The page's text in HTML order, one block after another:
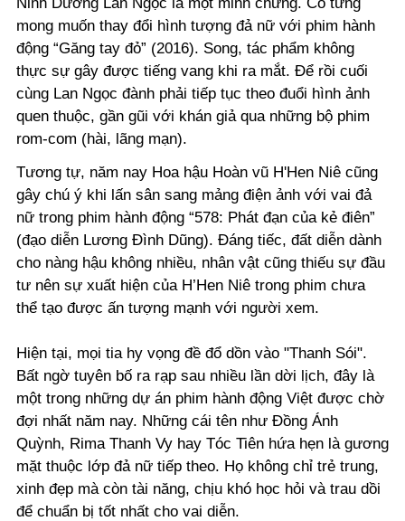
mong muốn thay đổi hình tượng đả nữ với phim hành
động “Găng tay đỏ” (2016). Song, tác phẩm không
thực sự gây được tiếng vang khi ra mắt. Để rồi cuối
cùng Lan Ngọc đành phải tiếp tục theo đuổi hình ảnh
quen thuộc, gần gũi với khán giả qua những bộ phim
rom-com (hài, lãng mạn).
Tương tự, năm nay Hoa hậu Hoàn vũ H'Hen Niê cũng
gây chú ý khi lấn sân sang mảng điện ảnh với vai đả
nữ trong phim hành động “578: Phát đạn của kẻ điên”
(đạo diễn Lương Đình Dũng). Đáng tiếc, đất diễn dành
cho nàng hậu không nhiều, nhân vật cũng thiếu sự đầu
tư nên sự xuất hiện của H’Hen Niê trong phim chưa
thể tạo được ấn tượng mạnh với người xem.
Hiện tại, mọi tia hy vọng đề đổ dồn vào "Thanh Sói".
Bất ngờ tuyên bố ra rạp sau nhiều lần dời lịch, đây là
một trong những dự án phim hành động Việt được chờ
đợi nhất năm nay. Những cái tên như Đồng Ánh
Quỳnh, Rima Thanh Vy hay Tóc Tiên hứa hẹn là gương
mặt thuộc lớp đả nữ tiếp theo. Họ không chỉ trẻ trung,
xinh đẹp mà còn tài năng, chịu khó học hỏi và trau dồi
để chuẩn bị tốt nhất cho vai diễn.